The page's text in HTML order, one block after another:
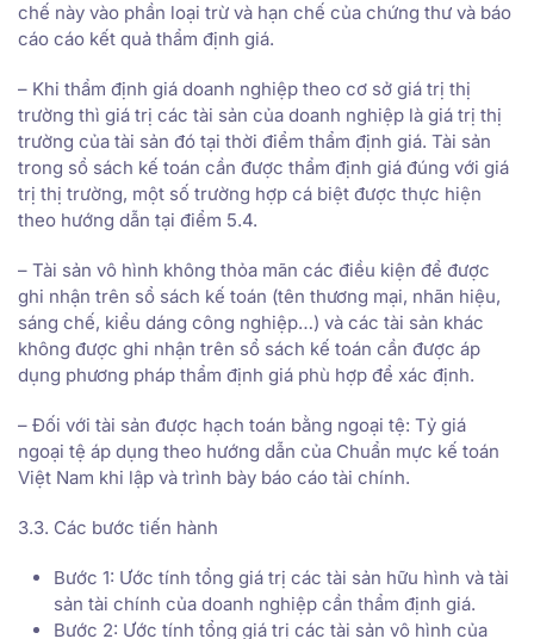
chế này vào phần loại trừ và hạn chế của chứng thư và báo
cáo cáo kết quả thẩm định giá.
– Khi thẩm định giá doanh nghiệp theo cơ sở giá trị thị
trường thì giá trị các tài sản của doanh nghiệp là giá trị thị
trường của tài sản đó tại thời điểm thẩm định giá. Tài sản
trong sổ sách kế toán cần được thẩm định giá đúng với giá
trị thị trường, một số trường hợp cá biệt được thực hiện
theo hướng dẫn tại điểm 5.4.
– Tài sản vô hình không thỏa mãn các điều kiện để được
ghi nhận trên sổ sách kế toán (tên thương mại, nhãn hiệu,
sáng chế, kiểu dáng công nghiệp…) và các tài sản khác
không được ghi nhận trên sổ sách kế toán cần được áp
dụng phương pháp thẩm định giá phù hợp để xác định.
– Đối với tài sản được hạch toán bằng ngoại tệ: Tỷ giá
ngoại tệ áp dụng theo hướng dẫn của Chuẩn mực kế toán
Việt Nam khi lập và trình bày báo cáo tài chính.
3.3. Các bước tiến hành
Bước 1: Ước tính tổng giá trị các tài sản hữu hình và tài
sản tài chính của doanh nghiệp cần thẩm định giá.
Bước 2: Ước tính tổng giá trị các tài sản vô hình của